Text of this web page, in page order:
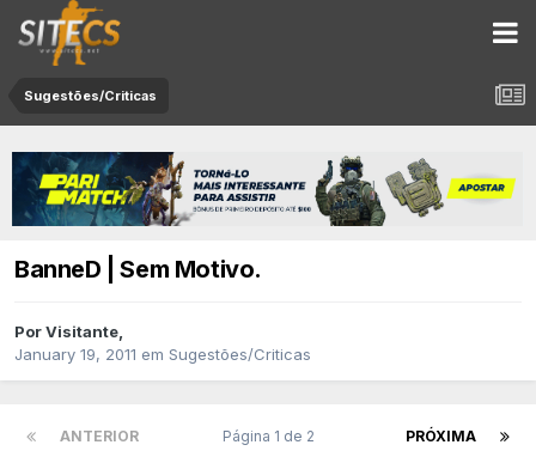
Sugestões/Criticas
BanneD | Sem Motivo.
PorVisitante
January 19, 2011 em Sugestões/Criticas
ANTERIOR PRÓXIMA
Página 1 de 2